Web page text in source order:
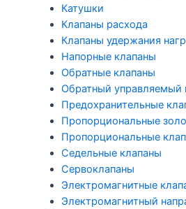
Катушки
Клапаны расхода
Клапаны удержания
Напорные клапаны
Обратные клапаны
Обратный управляемый
Предохранительные
Пропорциональные
Пропорциональные
Седельные клапаны
Сервоклапаны
Электромагнитные
Электромагнитный